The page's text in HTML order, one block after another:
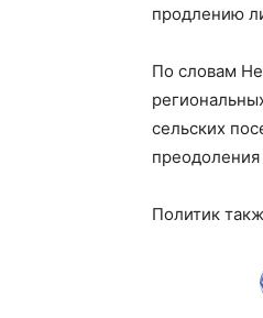
продлению
По словам
сельских
Политик